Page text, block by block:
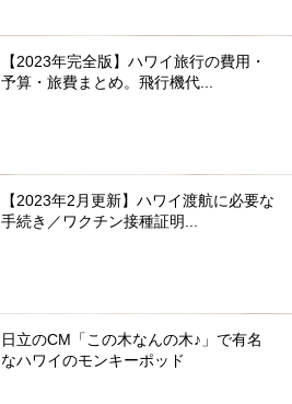
【2023年完全版】ハワイ旅行の費用・
予算・旅費まとめ。飛行機代...
【2023年2月更新】ハワイ渡航に必要な
手続き／ワクチン接種証明...
日立のCM「この木なんの木♪」で有名
なハワイのモンキーポッド